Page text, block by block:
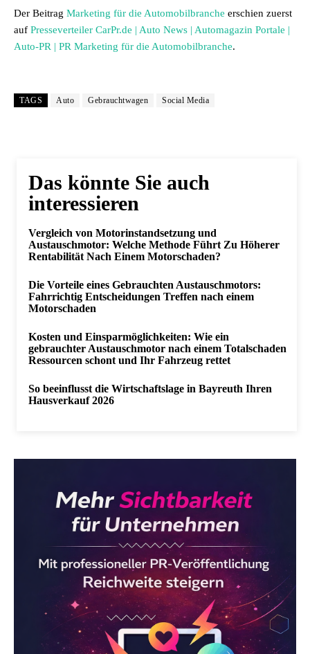
Der Beitrag Marketing für die Automobilbranche erschien zuerst
auf Presseverteiler CarPr.de | Auto News | Automagazin Portale |
Auto-PR | PR Marketing für die Automobilbranche.
TAGS Auto Gebrauchtwagen Social Media
Das könnte Sie auch
interessieren
Vergleich von Motorinstandsetzung und
Austauschmotor: Welche Methode Führt Zu Höherer
Rentabilität Nach Einem Motorschaden?
Die Vorteile eines Gebrauchten Austauschmotors:
Fahrrichtig Entscheidungen Treffen nach einem
Motorschaden
Kosten und Einsparmöglichkeiten: Wie ein
gebrauchter Austauschmotor nach einem Totalschaden
Ressourcen schont und Ihr Fahrzeug rettet
So beeinflusst die Wirtschaftslage in Bayreuth Ihren
Hausverkauf 2026